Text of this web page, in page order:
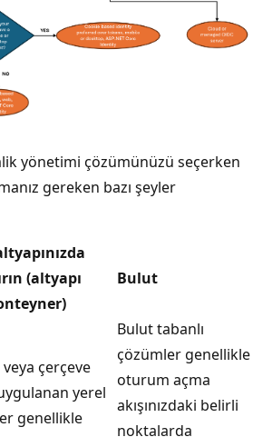
yönetimi çözümünüzü seçerken
gereken bazı şeyler
(altyapı
Bulut
veya çerçeve
yerel
genellikle
Bulut tabanlı
çözümler genellikle
oturum açma
akışınızdaki belirli
noktalarda